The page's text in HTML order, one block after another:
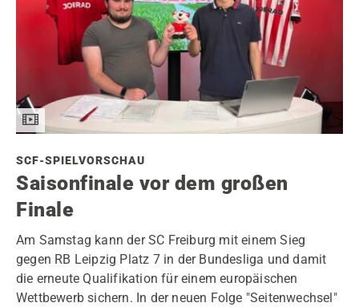
SCF-SPIELVORSCHAU
Saisonfinale vor dem großen
Finale
Am Samstag kann der SC Freiburg mit einem Sieg
gegen RB Leipzig Platz 7 in der Bundesliga und damit
die erneute Qualifikation für einem europäischen
Wettbewerb sichern. In der neuen Folge "Seitenwechsel"